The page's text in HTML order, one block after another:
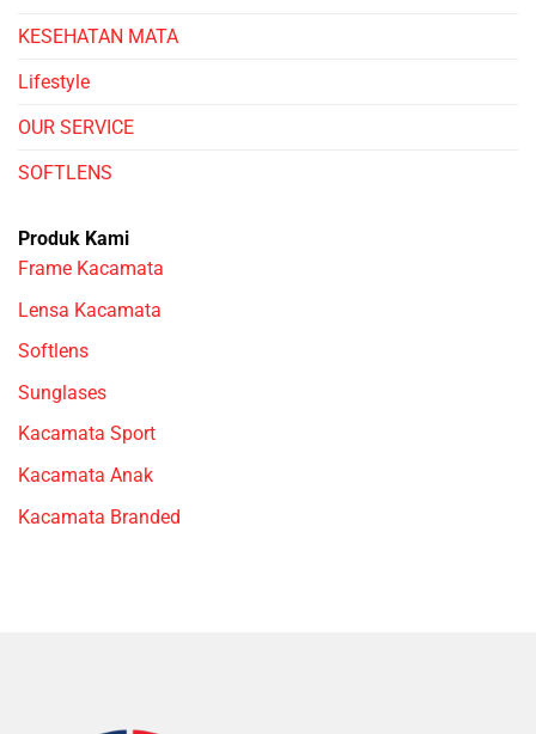
KESEHATAN MATA
Lifestyle
OUR SERVICE
SOFTLENS
Produk Kami
Frame Kacamata
Lensa Kacamata
Softlens
Sunglases
Kacamata Sport
Kacamata Anak
Kacamata Branded